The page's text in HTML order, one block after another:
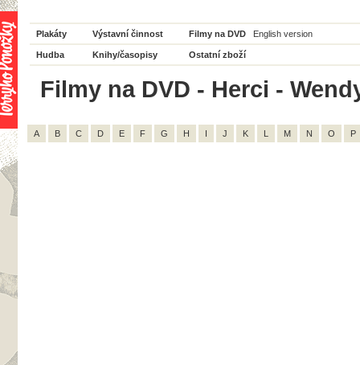
Plakáty Výstavní činnost Filmy na DVD English version
Hudba Knihy/časopisy Ostatní zboží
Filmy na DVD - Herci -
A B C D E F G H I J K L M N O P